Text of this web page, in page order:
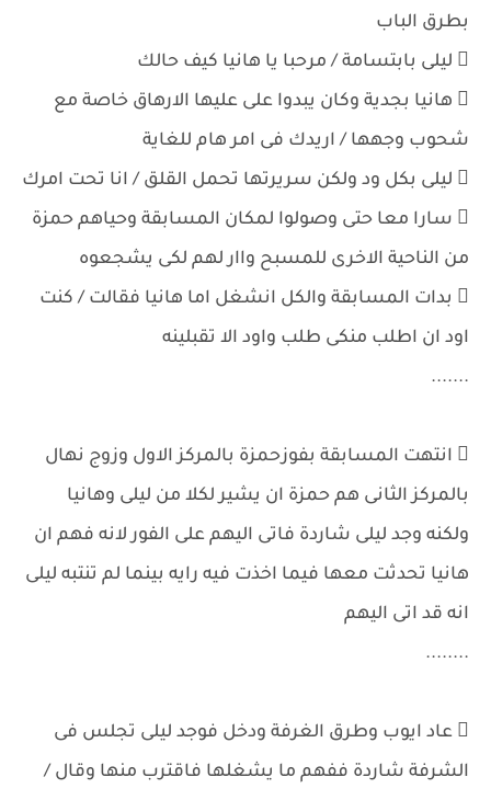
بطرق الباب
 ليلى بابتسامة / مرحبا يا هانيا كيف حالك
 هانيا بجدية وكان يبدوا على عليها الارهاق خاصة مع
شحوب وجهها / اريدك فى امر هام للغاية
 ليلى بكل ود ولكن سريرتها تحمل القلق / انا تحت امرك
 سارا معا حتى وصولوا لمكان المسابقة وحياهم حمزة
من الناحية الاخرى للمسبح واار لهم لكى يشجعوه
 بدات المسابقة والكل انشغل اما هانيا فقالت / كنت
اود ان اطلب منكى طلب واود الا تقبلينه
.......
 انتهت المسابقة بفوزحمزة بالمركز الاول وزوج نهال
بالمركز الثانى هم حمزة ان يشير لكلا من ليلى وهانيا
ولكنه وجد ليلى شاردة فاتى اليهم على الفور لانه فهم ان
هانيا تحدثت معها فيما اخذت فيه رايه بينما لم تنتبه ليلى
انه قد اتى اليهم
........
 عاد ايوب وطرق الغرفة ودخل فوجد ليلى تجلس فى
الشرفة شاردة ففهم ما يشغلها فاقترب منها وقال /